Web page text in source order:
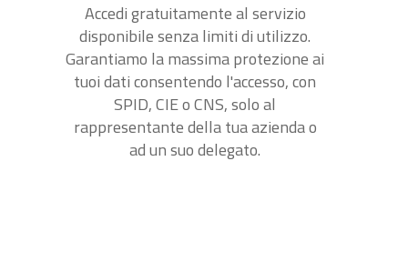
Accedi gratuitamente al servizio
disponibile senza limiti di utilizzo.
Garantiamo la massima protezione ai
tuoi dati consentendo l'accesso, con
SPID, CIE o CNS, solo al
rappresentante della tua azienda o
ad un suo delegato.